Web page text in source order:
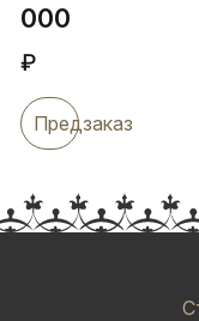
000
₽
Предзаказ